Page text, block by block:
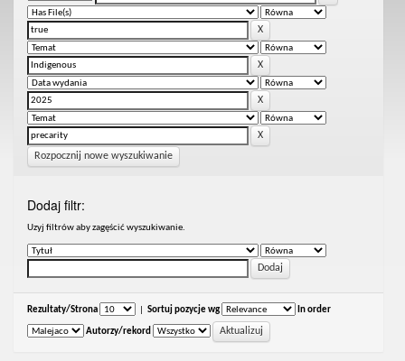
Rozpocznij nowe wyszukiwanie
Dodaj filtr:
Uzyj filtrów aby zagęścić wyszukiwanie.
Rezultaty/Strona Sortuj pozycje wg In order
Autorzy/rekord